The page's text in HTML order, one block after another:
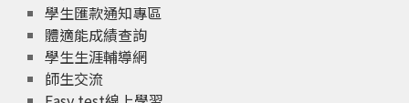
學生匯款通知專區
體適能成績查詢
學生生涯輔導網
師生交流